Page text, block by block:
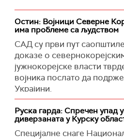
Остин: Војници Северне
има проблеме са људством
САД су први пут
доказе о
јужнокорејске власти
војника послато да
Украјини.
Амерички министар
говорећи у Риму, рекао да
озбиљно" ако би се
Руска гарда: Спречен упад
диверзаната у Курску
Специјалне снаге